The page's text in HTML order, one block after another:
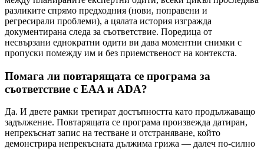
разликите спрямо предходния (нови, поправени и
регресирали проблеми), а цялата история изгражда
документирана следа за съответствие. Поредица от
несвързани еднократни одити ви дава моментни снимки с
пропуски помежду им и без приемственост на контекста.
Помага ли повтарящата се програма за
съответствие с EAA и ADA?
Да. И двете рамки третират достъпността като продължаващо
задължение. Повтарящата се програма произвежда датиран,
непрекъснат запис на тестване и отстраняване, който
демонстрира непрекъсната дължима грижа — далеч по-силно